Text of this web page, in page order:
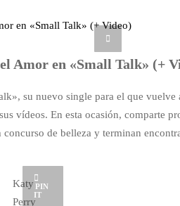
Amor en «Small Talk» (+
su nuevo single para el que vuelve
vídeos. En esta ocasión, comparte
de belleza y terminan
PIN
IT
Katy
Perry